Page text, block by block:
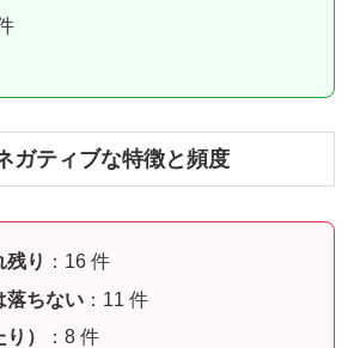
ガティブな特徴と頻度
残り ：16 件
落ちない ：11 件
）
：8 件